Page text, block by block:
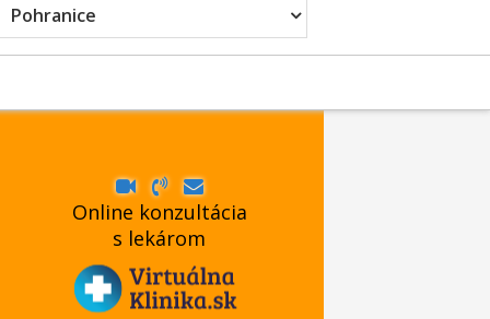
Pohranice
Online konzultácia
s lekárom